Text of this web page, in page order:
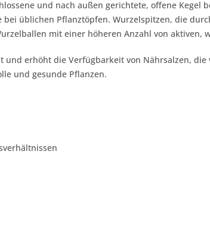
und nach außen gerichtete, offene Kegel
üblichen Pflanztöpfen. Wurzelspitzen, die
mit einer höheren Anzahl von aktiven,
erhöht die Verfügbarkeit von Nährsalzen, die
und gesunde Pflanzen.